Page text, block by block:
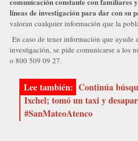
líneas de investigación para dar con su
valoran cualquier información que la
En caso de tener información que ayude
investigación, se pide comunicarse a los
o 800 509 09 27.
Continúa
Ixchel; tomó un taxi y
#SanMateoAtenco